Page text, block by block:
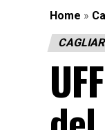
Home »